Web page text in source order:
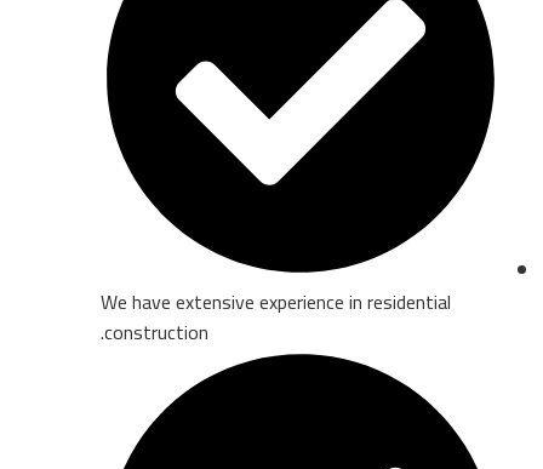
We have extensive experience in residential
construction.